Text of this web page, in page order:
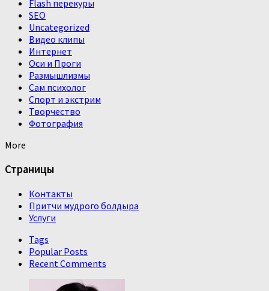
Flash перекуры
SEO
Uncategorized
Видео клипы
Интернет
Оси и Проги
Размышлизмы
Сам психолог
Спорт и экстрим
Творчество
Фотография
More
Страницы
Контакты
Притчи мудрого болдыра
Услуги
Tags
Popular Posts
Recent Comments